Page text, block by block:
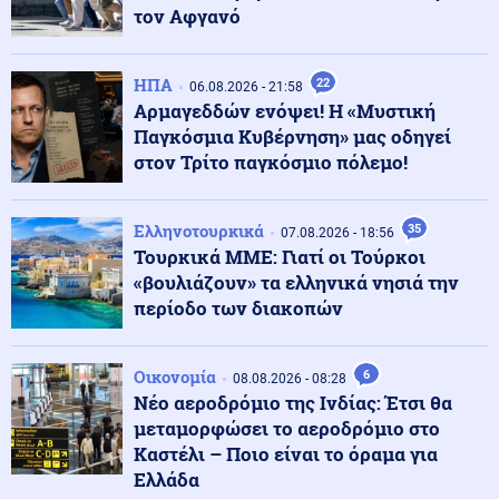
Ένοπλες Συρράξεις 08.08.2026 - 20:08
Η Χαμάς δηλώνει και πάλι έτοιμη να εφαρμόσει το
σχέδιο των ΗΠΑ για τη Λωρίδα της Γάζας
Υγεία 08.08.2026 - 20:06
Μαγνήσιο: Η ιδανική ποσότητα για να αποφύγουμε την
άνοια και να μη γεράσει το μυαλό
Πολιτική 08.08.2026 - 19:58
«Ελπίδα για τη Δημοκρατία»: Ο Νίκος Μπρουτζάκης
Κόσμος 08.08.2026 - 19:44
Χαμός μέσα στη Βουλή στο Κόσοβο: Εκτόξευσαν αυγά
κατά του αντιπροέδρου Άλμπιν Κούρτι (βίντεο)
τον Αφγανό
ΗΠΑ 06.08.2026 - 21:58 22
Αρμαγεδδών ενόψει! Η «Μυστική
Παγκόσμια Κυβέρνηση» μας οδηγεί
στον Τρίτο παγκόσμιο πόλεμο!
Ελληνοτουρκικά 07.08.2026 - 18:56 35
Τουρκικά ΜΜΕ: Γιατί οι Τούρκοι
«βουλιάζουν» τα ελληνικά νησιά την
περίοδο των διακοπών
Οικονομία 08.08.2026 - 08:28 6
Νέο αεροδρόμιο της Ινδίας: Έτσι θα
μεταμορφώσει το αεροδρόμιο στο
Καστέλι – Ποιο είναι το όραμα για
Ελλάδα